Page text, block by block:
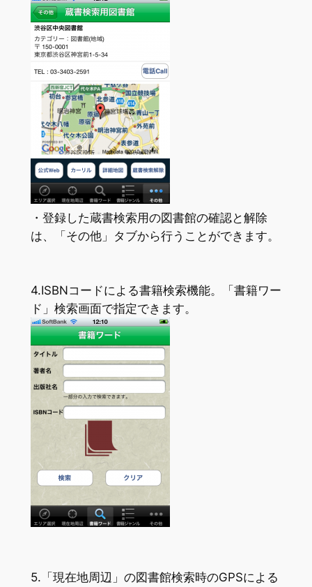
・登録した蔵書検索用の図書館の確認と解除
は、「その他」タブから行うことができます。
4.ISBNコードによる書籍検索機能。「書籍ワー
ド」検索画面で指定できます。
5.「現在地周辺」の図書館検索時のGPSによる